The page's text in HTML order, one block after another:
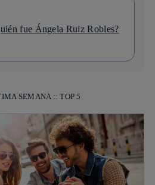
fue Ángela Ruiz Robles?
SEMANA :: TOP 5